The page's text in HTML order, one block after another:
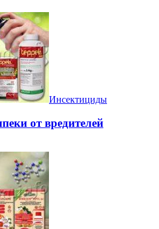
Инсектициды
от вредителей